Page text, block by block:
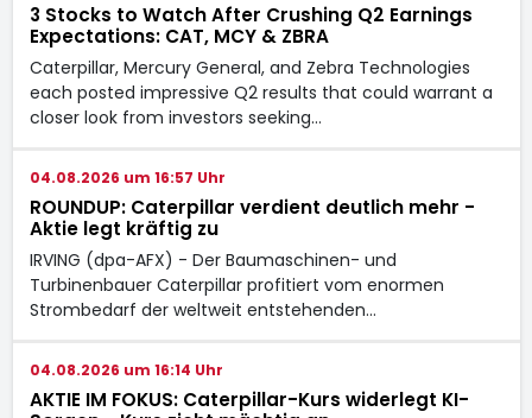
3 Stocks to Watch After Crushing Q2 Earnings
Expectations: CAT, MCY & ZBRA
Caterpillar, Mercury General, and Zebra Technologies
each posted impressive Q2 results that could warrant a
closer look from investors seeking…
04.08.2026 um 16:57 Uhr
ROUNDUP: Caterpillar verdient deutlich mehr -
Aktie legt kräftig zu
IRVING (dpa-AFX) - Der Baumaschinen- und
Turbinenbauer Caterpillar profitiert vom enormen
Strombedarf der weltweit entstehenden…
04.08.2026 um 16:14 Uhr
AKTIE IM FOKUS: Caterpillar-Kurs widerlegt KI-